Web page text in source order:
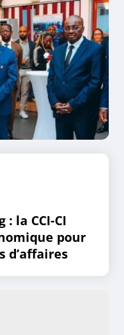
: la CCI-CI
pour
d’affaires